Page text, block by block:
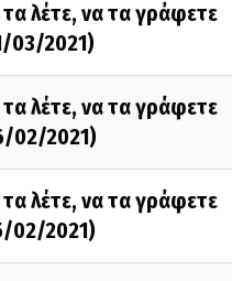
λέτε, να τα γράφετε
03/2021)
λέτε, να τα γράφετε
02/2021)
λέτε, να τα γράφετε
02/2021)